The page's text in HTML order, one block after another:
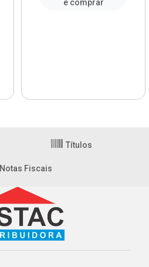
e comprar
Títulos
Notas Fiscais